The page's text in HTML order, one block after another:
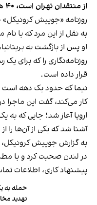
از منتقدان تهران است، ۴۰ هزار پوند به او پیشنهاد داده است.
به نقل از این مرد که با
او پس از بازگشت به
روزنامه‌نگاری را که برای
قرار داده است.
نیما که حدود یک دهه است
کار می‌کند، گفت این
اروپا آغاز شد؛ جایی که به
آشنا شد که یکی از آن‌ها را
به گزارش جوییش کرونیکل،
در لندن صحبت کرد و با
پیشنهاد کاری، اطلاعات
حمله به
تهدید